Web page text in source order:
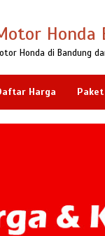
Honda
Honda di Bandung
Harga